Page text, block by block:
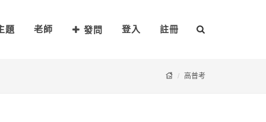
題 老師 發問 登入 註冊
高普考